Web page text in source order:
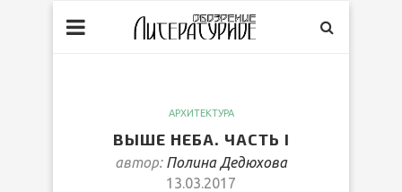
АРХИТЕКТУРА
ВЫШЕ НЕБА. ЧАСТЬ I
автор: Полина Дедюхова
13.03.2017